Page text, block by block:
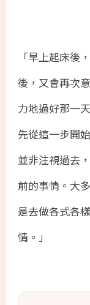
「早上起床後
後，又會再次
力地過好那一
先從這一步開
並非注視過去
前的事情。大
是去做各式各
情。」